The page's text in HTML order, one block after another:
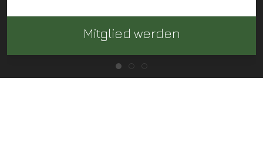
Mitglied werden